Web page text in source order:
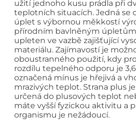
užití jednoho kusu prádla při
teplotních situacích. Jedná se
úplet s výbornou měkkostí
přírodním bavlněným
upleten ve vazbě zajišťující
materiálu. Zajímavostí je
oboustranného použití, kdy
rozdílu tepelného odporu je 3,6
označená mínus je hřejivá a
mrazivých teplot. Strana plus
určená do plusových teplot
máte vyšší fyzickou aktivitu a
organismu je nežádoucí.